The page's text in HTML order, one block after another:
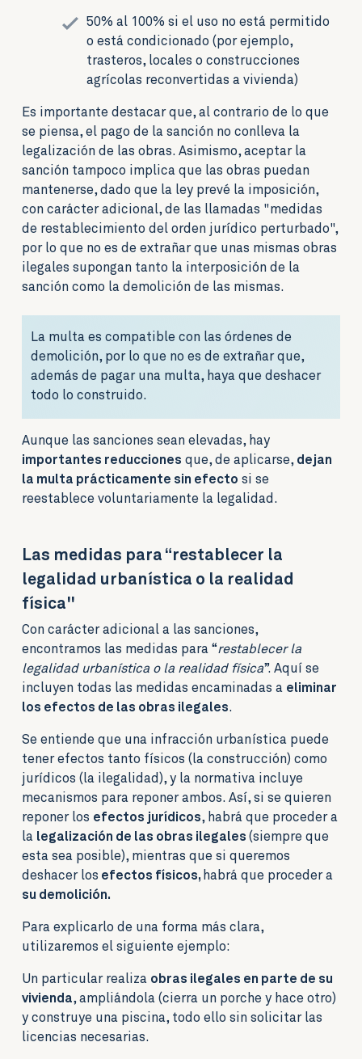
50% al 100% si el uso no está permitido
o está condicionado (por ejemplo,
trasteros, locales o construcciones
agrícolas reconvertidas a vivienda)
Es importante destacar que, al contrario de lo que
se piensa, el pago de la sanción no conlleva la
legalización de las obras. Asimismo, aceptar la
sanción tampoco implica que las obras puedan
mantenerse, dado que la ley prevé la imposición,
con carácter adicional, de las llamadas "medidas
de restablecimiento del orden jurídico perturbado",
por lo que no es de extrañar que unas mismas obras
ilegales supongan tanto la interposición de la
sanción como la demolición de las mismas.
La multa es compatible con las órdenes de
demolición, por lo que no es de extrañar que,
además de pagar una multa, haya que deshacer
todo lo construido.
Aunque las sanciones sean elevadas, hay
importantes reducciones que, de aplicarse, dejan
la multa prácticamente sin efecto si se
reestablece voluntariamente la legalidad.
Las medidas para “restablecer la
legalidad urbanística o la realidad
física"
Con carácter adicional a las sanciones,
encontramos las medidas para “restablecer la
legalidad urbanística o la realidad física”. Aquí se
incluyen todas las medidas encaminadas a eliminar
los efectos de las obras ilegales.
Se entiende que una infracción urbanística puede
tener efectos tanto físicos (la construcción) como
jurídicos (la ilegalidad), y la normativa incluye
mecanismos para reponer ambos. Así, si se quieren
reponer los efectos jurídicos, habrá que proceder a
la legalización de las obras ilegales(siempre que
esta sea posible), mientras que si queremos
deshacer los efectos físicos, habrá que proceder a
su demolición.
Para explicarlo de una forma más clara,
utilizaremos el siguiente ejemplo:
Un particular realiza obras ilegales en parte de su
vivienda, ampliándola (cierra un porche y hace otro)
y construye una piscina, todo ello sin solicitar las
licencias necesarias.